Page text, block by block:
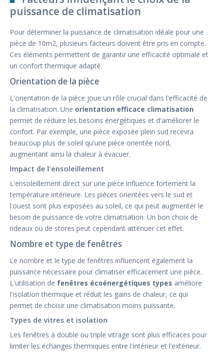
puissance de climatisation
Pour déterminer la puissance de climatisation idéale pour une
pièce de 10m2, plusieurs facteurs doivent être pris en compte.
Ces éléments permettent de garantir une efficacité optimale et
un confort thermique adapté.
Orientation de la pièce
L'orientation de la pièce joue un rôle crucial dans l'efficacité de
la climatisation. Une orientation efficace climatisation
permet de réduire les besoins énergétiques et d'améliorer le
confort. Par exemple, une pièce exposée plein sud recevra
beaucoup plus de soleil qu'une pièce orientée nord,
augmentant ainsi la chaleur à évacuer.
Impact de l'ensoleillement
L'ensoleillement direct sur une pièce influence fortement la
température intérieure. Les pièces orientées vers le sud et
l'ouest sont plus exposées au soleil, ce qui peut augmenter le
besoin de puissance de votre climatisation. Un bon choix de
rideaux ou de stores peut cependant atténuer cet effet.
Nombre et type de fenêtres
Le nombre et le type de fenêtres influencent également la
puissance nécessaire pour climatiser efficacement une pièce.
L'utilisation de fenêtres écoénergétiques types améliore
l'isolation thermique et réduit les gains de chaleur, ce qui
permet de choisir une climatisation moins puissante.
Types de vitres et isolation
Les fenêtres à double ou triple vitrage sont plus efficaces pour
limiter les échanges thermiques entre l'intérieur et l'extérieur.